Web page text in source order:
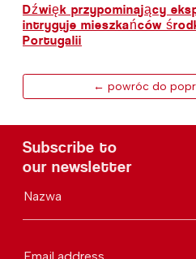
Dźwięk przypominający
intryguje mieszkańców
Portugalii
← powróc do
Subscribe to
our newsletter
Nazwa